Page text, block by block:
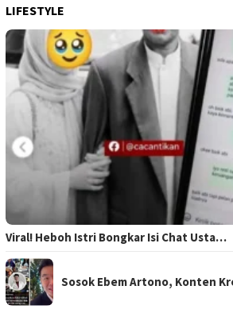
LIFESTYLE
Viral! Heboh Istri Bongkar Isi Chat Usta…
Sosok Ebem Artono, Konten